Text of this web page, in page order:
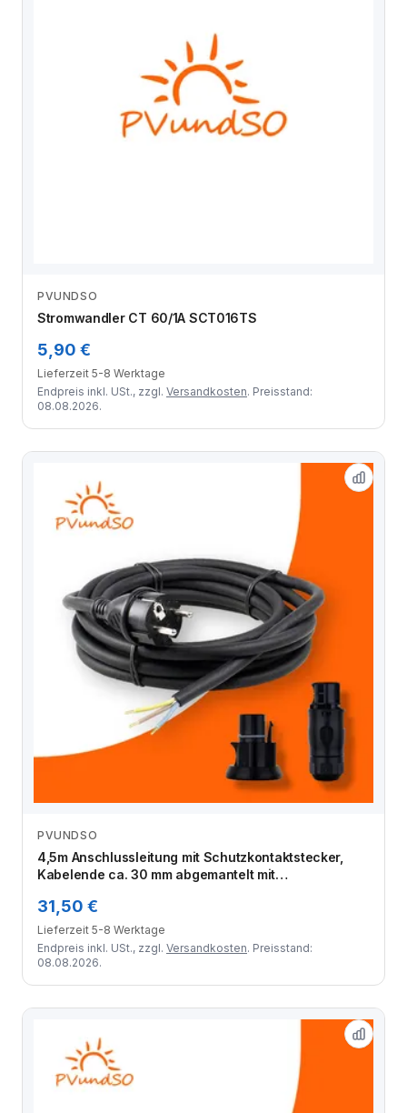
PVUNDSO
Stromwandler CT 60/1A SCT016TS
5,90 €
Lieferzeit 5-8 Werktage
Endpreis inkl. USt., zzgl. Versandkosten. Preisstand:
08.08.2026.
PVUNDSO
4,5m Anschlussleitung mit Schutzkontaktstecker,
Kabelende ca. 30 mm abgemantelt mit
(Bausatz)
31,50 €
Lieferzeit 5-8 Werktage
Endpreis inkl. USt., zzgl. Versandkosten. Preisstand:
08.08.2026.